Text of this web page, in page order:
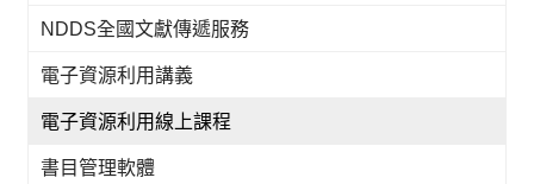
NDDS全國文獻傳遞服務
電子資源利用講義
電子資源利用線上課程
書目管理軟體